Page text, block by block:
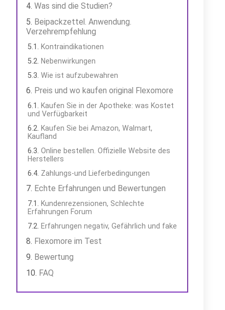
Was sind die Studien?
Beipackzettel. Anwendung.
Verzehrempfehlung
Kontraindikationen
Nebenwirkungen
Wie ist aufzubewahren
Preis und wo kaufen original Flexomore
Kaufen Sie in der Apotheke: was Kostet
und Verfügbarkeit
Kaufen Sie bei Amazon, Walmart,
Kaufland
Online bestellen. Offizielle Website des
Herstellers
Zahlungs-und Lieferbedingungen
Echte Erfahrungen und Bewertungen
Kundenrezensionen, Schlechte
Erfahrungen Forum
Erfahrungen negativ, Gefährlich und fake
Flexomore im Test
Bewertung
FAQ